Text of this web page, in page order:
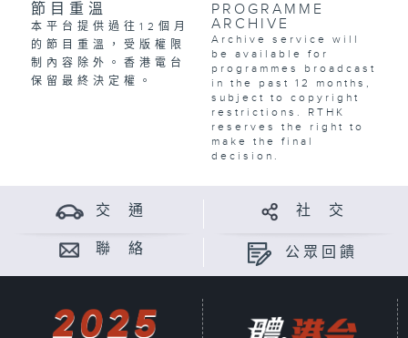
節目重溫
本平台提供過往12個月
的節目重溫，受版權限
制內容除外。香港電台
保留最終決定權。
PROGRAMME
ARCHIVE
Archive service will
be available for
programmes broadcast
in the past 12 months,
subject to copyright
restrictions. RTHK
reserves the right to
make the final
decision.
交 通 社 交
聯 絡 公眾回饋